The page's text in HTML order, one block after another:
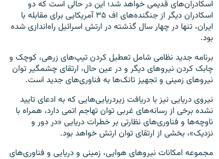
اسکادران‌های قدیمی خواهد شد؛ این در حالی است که دو
اسکادران دیگر از جنگنده‌های اف ۳۵ آمریکایی برای مقابله با
ایران، تنها در چهار سال گذشته در ارتش اسرائیل راه‌اندازی شده
بود.
برنامه جدید نظامی شامل تعطیل کردن تیپ‌های زرهی، کوچک و
چابک کردن نیروهای دیگر و در عین حال، ارتقای چشمگیر توان
نیروهای زمینی و تجهیز تانک‌ها به فناوری‌های جدید است.
نیروی دریایی نیز با دریافت زیردریایی‌هایی که به ادعای تایید
نشده برخی از رسانه‌های غربی توان تهاجم اتمی دارد، همراه با
ناوچه‌ها و فناوری‌های نظارتی بر خطرات دریایی «در دور و
نزدیک»، بخشی از ارتقای توان ارتش خواهد بود.
مجموعه امکانات نیروهای هوایی، زمینی و دریایی و فناوری‌های